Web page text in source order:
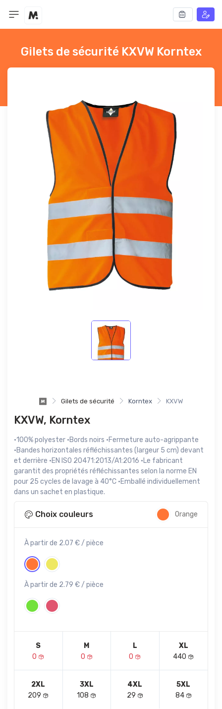
Gilets de sécurité KXVW Korntex
Gilets de sécurité Korntex KXVW
KXVW, Korntex
·100% polyester ·Bords noirs ·Fermeture auto-agrippante
·Bandes horizontales réfléchissantes (largeur 5 cm) devant
et derrière ·EN ISO 20471:2013/A1:2016 ·Le fabricant
garantit des propriétés réfléchissantes selon la norme EN
pour 25 cycles de lavage à 40°C ·Emballé individuellement
dans un sachet en plastique.
Choix couleurs Orange
À partir de 2.07 € / pièce
À partir de 2.79 € / pièce
S
0
M
0
L
0
XL
440
2XL
209
3XL
108
4XL
29
5XL
84